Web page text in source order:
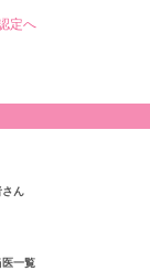
定へ
さん
医一覧